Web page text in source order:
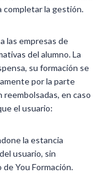
completar la gestión.
las empresas de
del alumno. La
su formación se
por la parte
en caso
el usuario:
la estancia
usuario, sin
You Formación.